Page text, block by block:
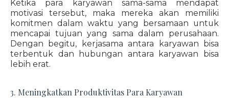
Ketika para karyawan sama-sama mendapat
motivasi tersebut, maka mereka akan memiliki
komitmen dalam waktu yang bersamaan untuk
mencapai tujuan yang sama dalam perusahaan.
Dengan begitu, kerjasama antara karyawan bisa
terbentuk dan hubungan antara karyawan bisa
lebih erat.
3. Meningkatkan Produktivitas Para Karyawan